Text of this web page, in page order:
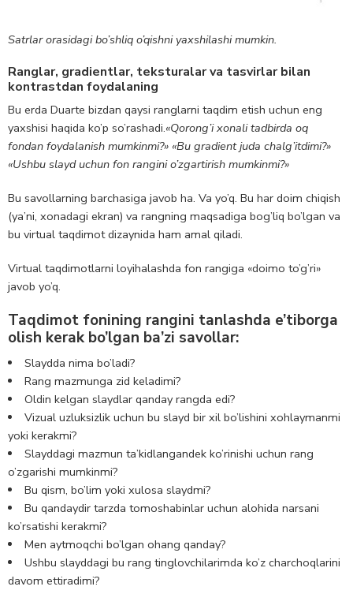
Satrlar orasidagi bo’shliq o’qishni yaxshilashi mumkin.
Ranglar, gradientlar, teksturalar va tasvirlar bilan
kontrastdan foydalaning
Bu erda Duarte bizdan qaysi ranglarni taqdim etish uchun eng
yaxshisi haqida ko’p so’rashadi.«Qorong’i xonali tadbirda oq
fondan foydalanish mumkinmi?» «Bu gradient juda chalg’itdimi?»
«Ushbu slayd uchun fon rangini o’zgartirish mumkinmi?»
Bu savollarning barchasiga javob ha. Va yo’q. Bu har doim chiqish
(ya’ni, xonadagi ekran) va rangning maqsadiga bog’liq bo’lgan va
bu virtual taqdimot dizaynida ham amal qiladi.
Virtual taqdimotlarni loyihalashda fon rangiga «doimo to’g’ri»
javob yo’q.
Taqdimot fonining rangini tanlashda e’tiborga
olish kerak bo’lgan ba’zi savollar:
Slaydda nima bo’ladi?
Rang mazmunga zid keladimi?
Oldin kelgan slaydlar qanday rangda edi?
Vizual uzluksizlik uchun bu slayd bir xil bo’lishini xohlaymanmi
yoki kerakmi?
Slayddagi mazmun ta’kidlangandek ko’rinishi uchun rang
o’zgarishi mumkinmi?
Bu qism, bo’lim yoki xulosa slaydmi?
Bu qandaydir tarzda tomoshabinlar uchun alohida narsani
ko’rsatishi kerakmi?
Men aytmoqchi bo’lgan ohang qanday?
Ushbu slayddagi bu rang tinglovchilarimda ko’z charchoqlarini
davom ettiradimi?